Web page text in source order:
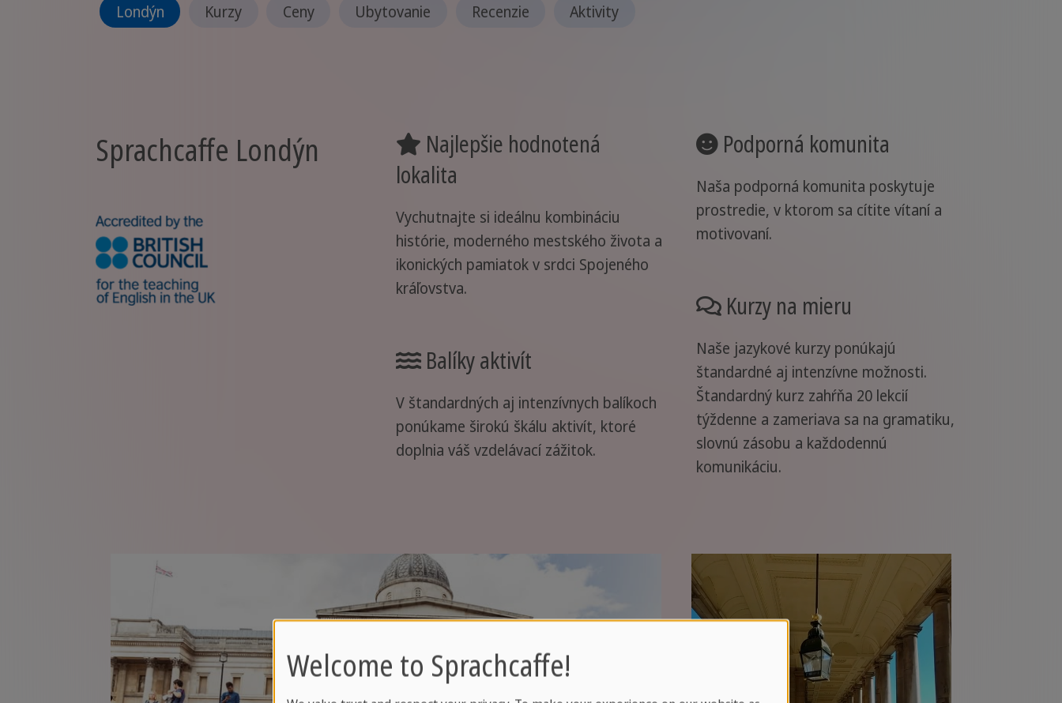
Londýn Kurzy Ceny Ubytovanie Recenzie Aktivity
Sprachcaffe Londýn
Najlepšie hodnotená
lokalita
Vychutnajte si ideálnu kombináciu
histórie, moderného mestského života a
ikonických pamiatok v srdci Spojeného
kráľovstva.
Balíky aktivít
V štandardných aj intenzívnych balíkoch
ponúkame širokú škálu aktivít, ktoré
doplnia váš vzdelávací zážitok.
Podporná komunita
Naša podporná komunita poskytuje
prostredie, v ktorom sa cítite vítaní a
motivovaní.
Kurzy na mieru
Naše jazykové kurzy ponúkajú
štandardné aj intenzívne možnosti.
Štandardný kurz zahŕňa 20 lekcií
týždenne a zameriava sa na gramatiku,
slovnú zásobu a každodennú
komunikáciu.
Welcome to Sprachcaffe!